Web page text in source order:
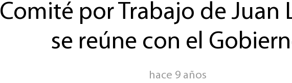
Comité por Trabajo de Juan
se reúne con el
hace 9 años